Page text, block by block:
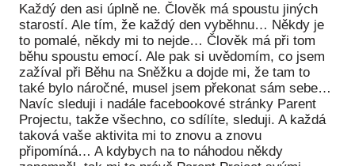
Každý den asi úplně ne. Člověk má spoustu jiných
starostí. Ale tím, že každý den vyběhnu… Někdy je
to pomalé, někdy mi to nejde… Člověk má při tom
běhu spoustu emocí. Ale pak si uvědomím, co jsem
zažíval při Běhu na Sněžku a dojde mi, že tam to
také bylo náročné, musel jsem překonat sám sebe…
Navíc sleduji i nadále facebookové stránky Parent
Projectu, takže všechno, co sdílíte, sleduji. A každá
taková vaše aktivita mi to znovu a znovu
připomíná… A kdybych na to náhodou někdy